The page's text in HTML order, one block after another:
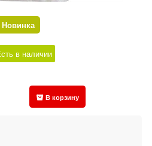
Новинка
в наличии
В корзину